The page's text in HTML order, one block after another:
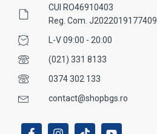
CUI RO46910403
Reg. Com. J2022019177409
L-V 09:00 - 20:00
(021) 331 8133
0374 302 133
contact@shopbgs.ro